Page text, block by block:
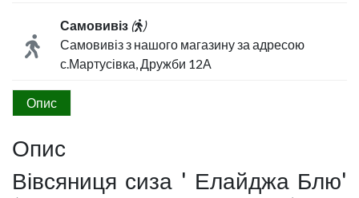
Самовивіз (
)
Самовивіз з нашого магазину за адресою
с.Мартусівка, Дружби 12А
Опис
Опис
Вівсяниця сиза ' Елайджа Блю'